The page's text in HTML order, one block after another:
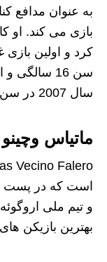
به عنوان مدافع
بازی می کند. او
سن 16
سال 2007 در سن 17 سالگی انجام داد.
ماتیاس وچینو Matías Vecino
است که در پست
و تیم ملی
بهترین بازیکن